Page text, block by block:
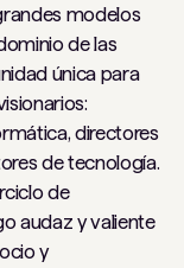
modelos
de las
única para
directores
de tecnología.
de
audaz y valiente
y